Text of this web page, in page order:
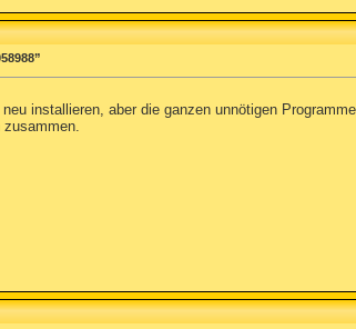
installieren, aber die ganzen unnötigen